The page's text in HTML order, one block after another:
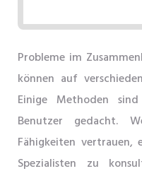
Probleme im
können auf
Einige Methoden
Benutzer gedacht.
Fähigkeiten vertrauen,
Spezialisten zu